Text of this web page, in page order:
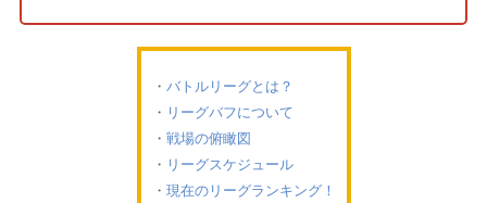
バトルリーグとは？
リーグバフについて
戦場の俯瞰図
リーグスケジュール
現在のリーグランキング！